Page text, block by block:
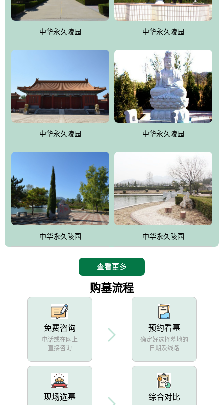
中华永久陵园 中华永久陵园
中华永久陵园 中华永久陵园
中华永久陵园 中华永久陵园
查看更多
购墓流程
免费咨询
电话或在网上
直接咨询
预约看墓
确定好选择墓地的
日期及线路
现场选墓 综合对比